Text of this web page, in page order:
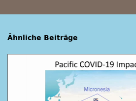
Ähnliche Beiträge